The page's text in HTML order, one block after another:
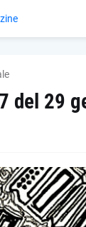
del 29